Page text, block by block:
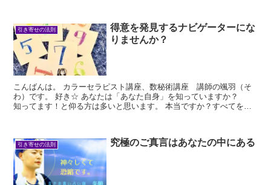
引き寄せの法則
得意を発見するナビゲーターにな
りませんか？
こんばんは。 カラーセラピスト講座、数秘術講座 講師の颯羽（そ
わ）です。 好き☆ あなたは「あなた自身」を知っていますか？
知ってます！と仰る方は多いと思います。 本当ですか？すべてを知
引き寄せの法則 究極のご真言はあなたの中にある